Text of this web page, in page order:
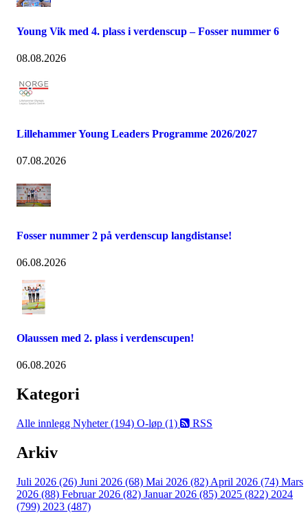
Young Vik med 4. plass i verdenscup – Fosser nummer 6
08.08.2026
Lillehammer Young Leaders Programme 2026/2027
07.08.2026
Fosser nummer 2 på verdenscup langdistanse!
06.08.2026
Olaussen med 2. plass i verdenscupen!
06.08.2026
Kategori
Alle innlegg Nyheter (194) O-løp (1) RSS
Arkiv
Juli 2026 (26) Juni 2026 (68) Mai 2026 (82) April 2026 (74) Mars
2026 (88) Februar 2026 (82) Januar 2026 (85) 2025 (822) 2024
(799) 2023 (487)